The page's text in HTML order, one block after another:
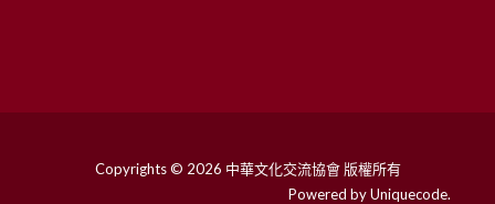
Copyrights © 2026 中華文化交流協會 版權所有
Powered byUniquecode.